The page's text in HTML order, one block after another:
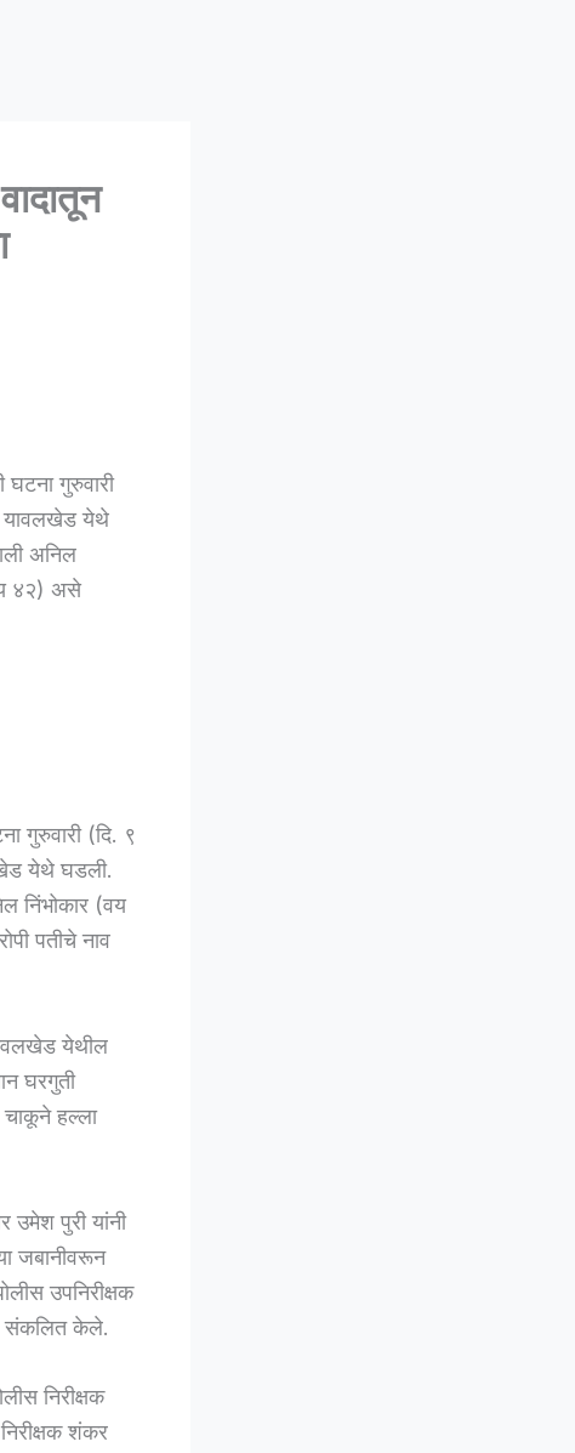
गुरुवारी
यावलखेड येथे
अनिल
४२) असे
गुरुवारी (दि. ९
येथे घडली.
निंभोकार (वय
पतीचे नाव
येथील
घरगुती
चाकूने हल्ला
उमेश पुरी यांनी
जबानीवरून
उपनिरीक्षक
संकलित केले.
निरीक्षक
शंकर